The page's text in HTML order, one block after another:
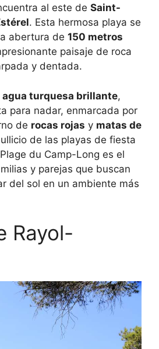
al este de Saint-
. Esta hermosa playa se
abertura de 150 metros
paisaje de roca
y dentada.
agua turquesa brillante,
para nadar, enmarcada por
de rocas rojas y matas de
de las playas de fiesta
du Camp-Long es el
y parejas que buscan
del sol en un ambiente más
Rayol-